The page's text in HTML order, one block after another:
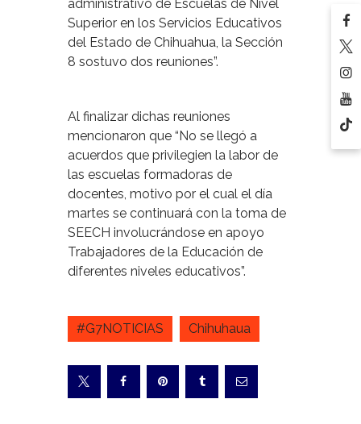
administrativo de Escuelas de Nivel
Superior en los Servicios Educativos
del Estado de Chihuahua, la Sección
8 sostuvo dos reuniones”.
Al finalizar dichas reuniones
mencionaron que “No se llegó a
acuerdos que privilegien la labor de
las escuelas formadoras de
docentes, motivo por el cual el día
martes se continuará con la toma de
SEECH involucrándose en apoyo
Trabajadores de la Educación de
diferentes niveles educativos”.
#G7NOTICIAS Chihuhaua